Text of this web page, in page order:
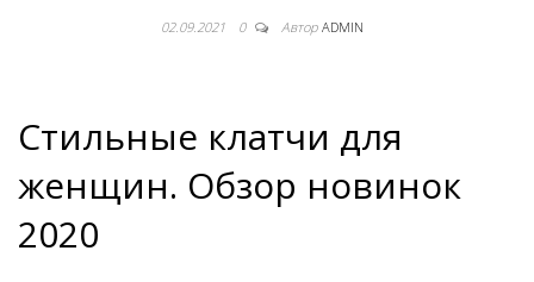
02.09.2021 0 Автор ADMIN
Стильные клатчи для
женщин. Обзор новинок
2020